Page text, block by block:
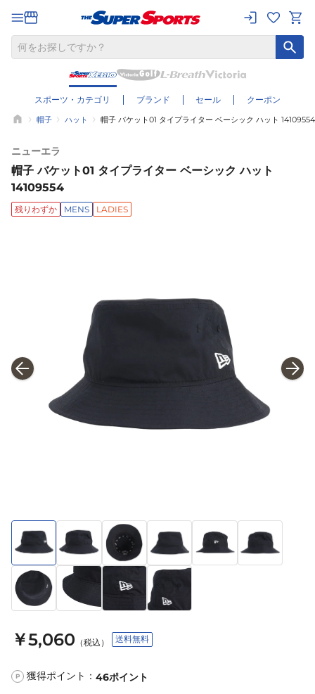
スポーツ・カテゴリ ブランド セール クーポン
帽子 ハット 帽子 バケット01 タイプライター ベーシック ハット 14109554
ニューエラ
帽子 バケット01 タイプライター ベーシック ハット
14109554
残りわずか MENS LADIES
￥5,060 （税込） 送料無料
P 獲得ポイント： 46ポイント